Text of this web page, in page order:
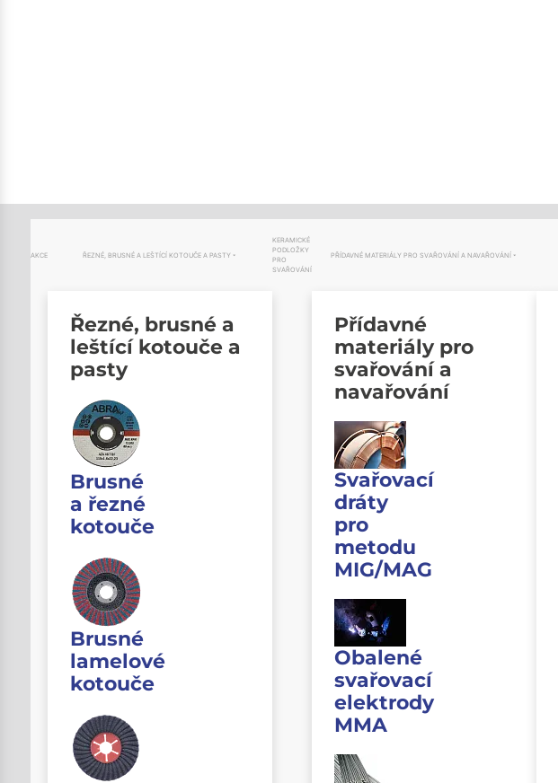
AKCE ŘEZNÉ, BRUSNÉ A LEŠTÍCÍ KOTOUČE A PASTY
Řezné, brusné a
leštící kotouče a
pasty
Brusné
a řezné
kotouče
Brusné
lamelové
kotouče
KERAMICKÉ
PODLOŽKY
PRO
SVAŘOVÁNÍ
PŘÍDAVNÉ MATERIÁLY PRO SVAŘOVÁNÍ A NAVAŘOVÁNÍ
Přídavné
materiály pro
svařování a
navařování
Svařovací
dráty
pro
metodu
MIG/MAG
Obalené
svařovací
elektrody
MMA